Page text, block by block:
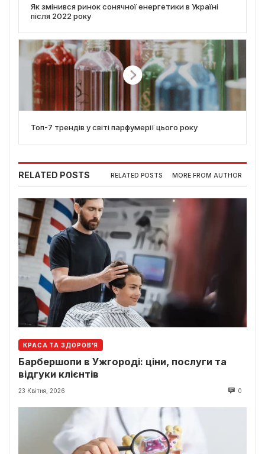
Як змінився ринок сонячної енергетики в Україні
після 2022 року
Топ-7 трендів у світі парфумерії цього року
RELATED POSTS RELATED POSTS MORE FROM AUTHOR
КРАСА ТА ЗДОРОВ'Я
Барбершопи в Ужгороді: ціни, послуги та
відгуки клієнтів
23 Квітня, 2026 0